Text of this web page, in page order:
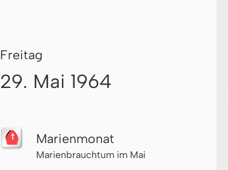
Freitag
29. Mai 1964
Marienmonat
Marienbrauchtum im Mai